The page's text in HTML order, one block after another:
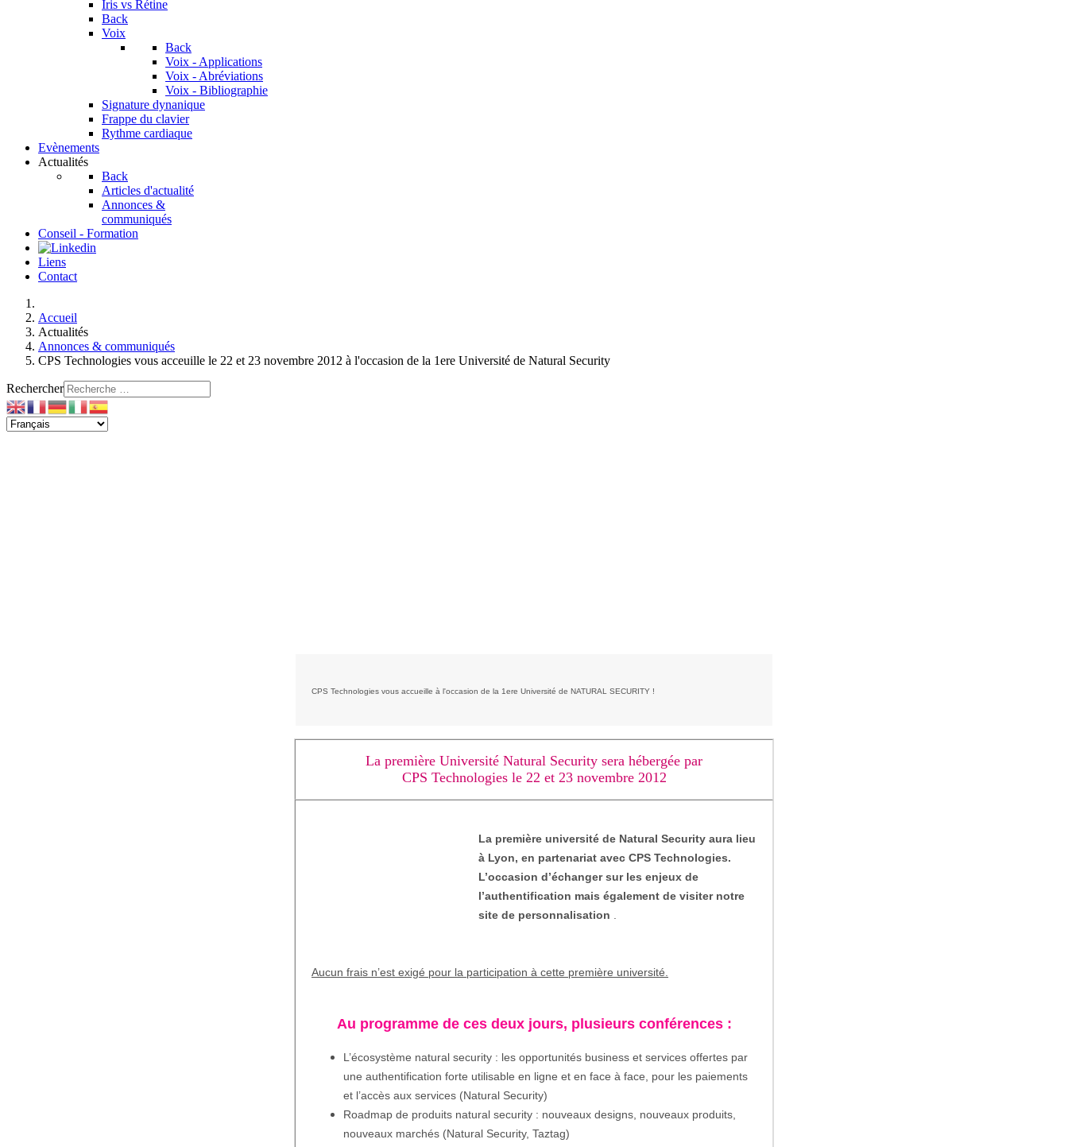
Iris vs Rétine
Back
Voix
Back
Voix - Applications
Voix - Abréviations
Voix - Bibliographie
Signature dynanique
Frappe du clavier
Rythme cardiaque
Evènements
Actualités
Back
Articles d'actualité
Annonces &
communiqués
Conseil - Formation
Liens
Contact
Accueil
Actualités
Annonces & communiqués
CPS Technologies vous acceuille le 22 et 23 novembre 2012 à l'occasion de la 1ere Université de Natural Security
Rechercher
CPS Technologies vous accueille à l'occasion de la 1ere Université de NATURAL SECURITY !
La première Université Natural Security sera hébergée par
CPS Technologies le 22 et 23 novembre 2012
La première université de Natural Security aura lieu
à Lyon, en partenariat avec CPS Technologies.
L’occasion d’échanger sur les enjeux de
l’authentification mais également de visiter notre
site de personnalisation
Aucun frais n’est exigé pour la participation à cette première université.
Au programme de ces deux jours, plusieurs conférences :
L’écosystème natural security : les opportunités business et services offertes par
une authentification forte utilisable en ligne et en face à face, pour les paiements
et l’accès aux services (Natural Security)
Roadmap de produits natural security : nouveaux designs, nouveaux produits,
nouveaux marchés (Natural Security, Taztag)